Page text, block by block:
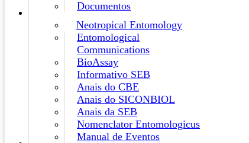
Documentos
Neotropical Entomology
Entomological
Communications
BioAssay
Informativo SEB
Anais do CBE
Anais do SICONBIOL
Anais da SEB
Nomenclator Entomologicus
Manual de Eventos